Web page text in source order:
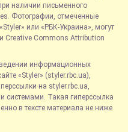
наличии письменного
Фотографии, отмеченные
или «РБК-Украина», могут
Creative Commons Attribution
информационных
«Styler» (styler.rbc.ua),
на styler.rbc.ua,
системами. Такая гиперссылка
в тексте материала не ниже